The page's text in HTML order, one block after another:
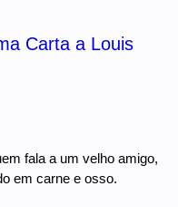
Carta a Louis
fala a um velho amigo,
em carne e osso.